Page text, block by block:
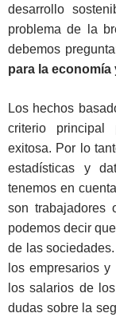
desarrollo
problema de la
debemos
para la
Los hechos
criterio principal
exitosa. Por lo
estadísticas y
tenemos en
son trabajadores
podemos decir
de las
los empresarios
los salarios de
dudas sobre la